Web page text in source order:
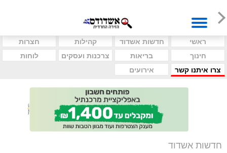
ראשי חדשות אשדוד קהילות
חצרות
חינוך
בריאות צרכנות ועסקים
לוחות
צרו איתנו קשר
אירועים
חדשות אשדוד